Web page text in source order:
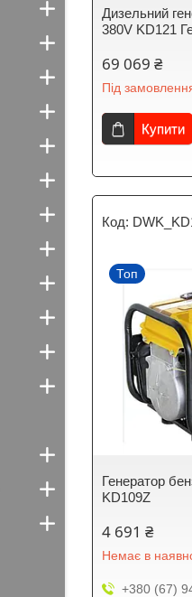
Дизельний
380V KD121
69 069 ₴
Під
Купити
Топ
Генератор
KD109Z
4 691 ₴
Немає в
+380 (67)